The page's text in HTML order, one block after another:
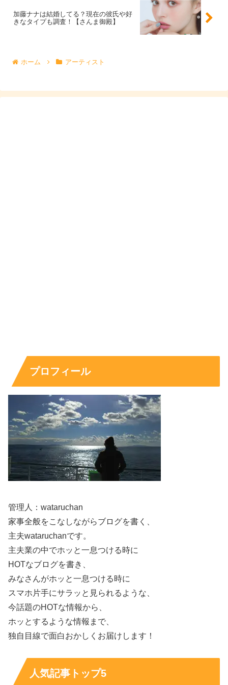
おさなくてもイケる！唇の色ない族の救世主🦸‍♂️昼
に塗って夜までこの2枚目の写真の状態だった！
— 鬼頭明里 (@kitoakari_1016)August 20, 2019
出典元：https://twitter.com/kitoakari_1016/status/1163831110997950464
ぎゃ～！
くっきり二重でめちゃめちゃかわいいですし、透明感がハ
ンパないっすね～！
上記したすっぴん画像は2019年のものなので、およそ3年
前ということは鬼頭明里さんが24歳の時の画像でしょう
か。
鬼頭明里さんは声優としても引っ張りだこですし、アーテ
はほぼないと思われるのですが、
加藤ナナは結婚してる？現在の彼氏や好
きなタイプも調査！【さんま御殿】
ホーム アーティスト
プロフィール
管理人：wataruchan
家事全般をこなしながらブログを書く、
主夫wataruchanです。
主夫業の中でホッと一息つける時に
HOTなブログを書き、
みなさんがホッと一息つける時に
スマホ片手にサラッと見られるような、
今話題のHOTな情報から、
ホッとするような情報まで、
独自目線で面白おかしくお届けします！
人気記事トップ5